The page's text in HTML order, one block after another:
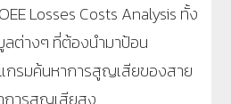
Losses Costs Analysis ทั้ง
ลต่างๆ ที่ต้องนำมาป้อน
แกรมค้นหาการสูญเสียของสาย
การสูญเสียสูง